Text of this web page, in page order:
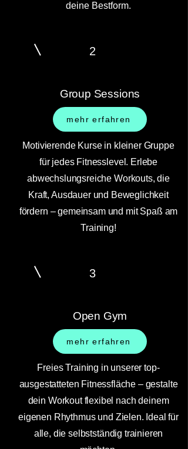
deine Bestform.
2
Group Sessions
mehr erfahren
Motivierende Kurse in kleiner Gruppe
für jedes Fitnesslevel. Erlebe
abwechslungsreiche Workouts, die
Kraft, Ausdauer und Beweglichkeit
fördern – gemeinsam und mit Spaß am
Training!
3
Open Gym
mehr erfahren
Freies Training in unserer top-
ausgestatteten Fitnessfläche – gestalte
dein Workout flexibel nach deinem
eigenen Rhythmus und Zielen. Ideal für
alle, die selbstständig trainieren